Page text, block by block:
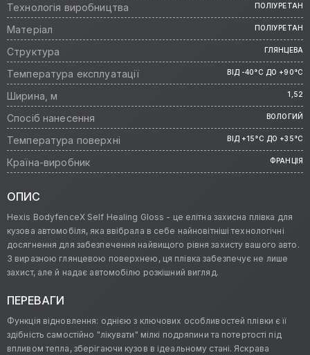
Технологія виробництва ПОЛІУРЕТАН
Матеріал ПОЛІУРЕТАН
Структура ГЛЯНЦЕВА
Температура експлуатації ВІД -40°C ДО +90°C
Ширина, м 1,52
Спосіб нанесення ВОЛОГИЙ
Температура поверхні ВІД +15°C ДО +35°C
Країна-виробник ФРАНЦІЯ
ОПИС
Hexis BodyfenceX Self Healing Gloss - це елітна захисна плівка для
кузова автомобіля, яка ввібрала в себе найновітніші технологічні
досягнення для забезпечення найвищого рівня захисту вашого авто.
З виразною глянцевою поверхнею, ця плівка забезпечує не лише
захист, але й надає автомобілю розкішний вигляд.
ПЕРЕВАГИ
Функція відновлення: однією з ключових особливостей плівки є її
здібність самостійно "лікувати" мілкі подряпини та потертості під
впливом тепла, зберігаючи кузов в ідеальному стані. Яскрава